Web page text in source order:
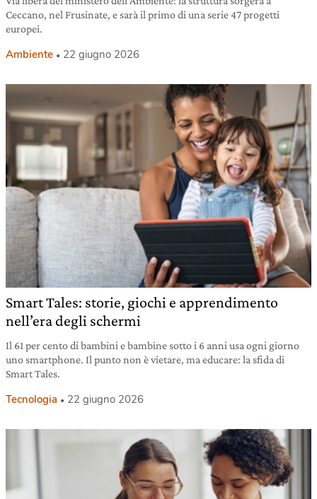
Ceccano, nel Frusinate, e sarà il primo di una serie 47 progetti
europei.
Ambiente 22 giugno 2026
Smart Tales: storie, giochi e apprendimento
nell’era degli schermi
Il 61 per cento di bambini e bambine sotto i 6 anni usa ogni giorno
uno smartphone. Il punto non è vietare, ma educare: la sfida di
Smart Tales.
Tecnologia 22 giugno 2026